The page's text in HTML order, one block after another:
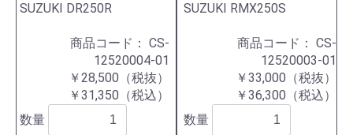
SUZUKI DR250R
商品コード： CS-
12520004-01
￥28,500（税抜）
￥31,350（税込）
数量
SUZUKI RMX250S
商品コード： CS-
12520003-01
￥33,000（税抜）
￥36,300（税込）
数量